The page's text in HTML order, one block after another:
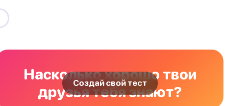
Насколько хорошо твои
друзья тебя знают?
Создай свой тест